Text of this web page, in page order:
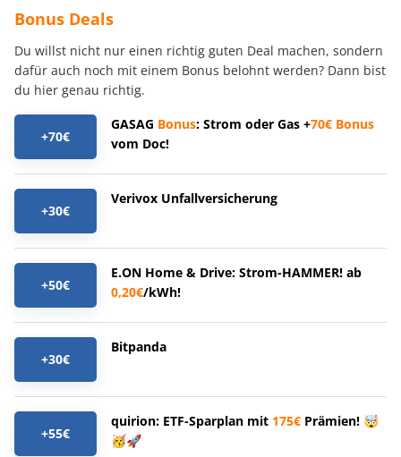
Bonus Deals
Du willst nicht nur einen richtig guten Deal machen, sondern
dafür auch noch mit einem Bonus belohnt werden? Dann bist
du hier genau richtig.
+70€
GASAG Bonus: Strom oder Gas +70€ Bonus
vom Doc!
+30€
Verivox Unfallversicherung
+50€
E.ON Home & Drive: Strom-HAMMER! ab
0,20€/kWh!
+30€
Bitpanda
+55€
quirion: ETF-Sparplan mit 175€ Prämien! 🤯
🥳🚀